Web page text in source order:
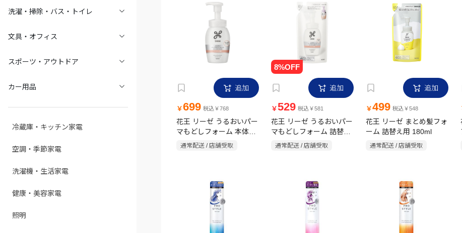
洗濯・掃除・バス・トイレ
文具・オフィス
スポーツ・アウトドア
カー用品
冷蔵庫・キッチン家電
空調・季節家電
洗濯機・生活家電
健康・美容家電
照明
追加
￥699 税込￥768
花王 リーゼ うるおいパー
マもどしフォーム 本体
通常配送 / 店舗受取
追加
￥529 税込￥581
花王 リーゼ うるおいパー
マもどしフォーム 詰替え
用 180ml
通常配送 / 店舗受取
追加
￥499 税込￥548
花王 リーゼ まとめ髪フォ
ーム 詰替え用 180ml
通常配送 / 店舗受取